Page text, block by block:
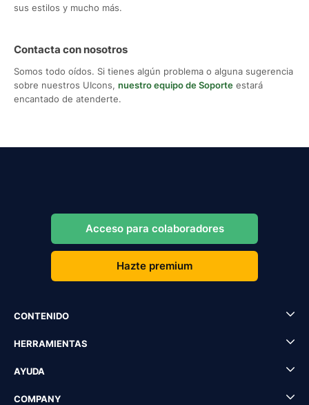
sus estilos y mucho más.
Contacta con nosotros
Somos todo oídos. Si tienes algún problema o alguna sugerencia
sobre nuestros UIcons, nuestro equipo de Soporte estará
encantado de atenderte.
Acceso para colaboradores
Hazte premium
CONTENIDO
HERRAMIENTAS
AYUDA
COMPANY